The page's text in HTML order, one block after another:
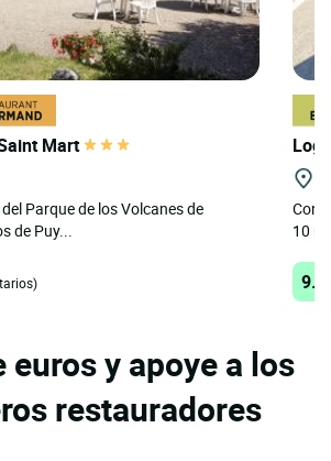
Mart
Parque de los Volcanes de
de Puy...
Con
10
y apoye a los
restauradores